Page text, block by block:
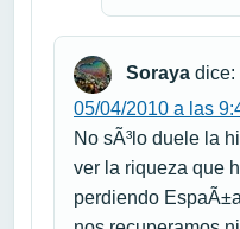
Soraya dice:
05/04/2010 a las
No sÃ³lo duele la
ver la riqueza que
perdiendo